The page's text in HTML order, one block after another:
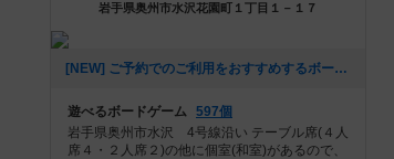
岩手県奥州市水沢花園町１丁目１－１７
[NEW] ご予約でのご利用をおすすめするボードゲーム（2026年07月04日 11時59分）
遊べるボードゲーム 597個
岩手県奥州市水沢 4号線沿い テーブル席(４人
席４・２人席２)の他に個室(和室)があるので、